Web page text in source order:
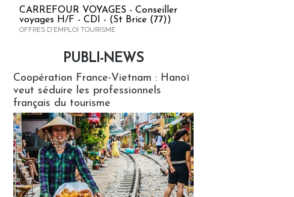
CARREFOUR VOYAGES - Conseiller
voyages H/F - CDI - (St Brice (77))
OFFRES D'EMPLOI TOURISME
PUBLI-NEWS
Coopération France-Vietnam : Hanoï
veut séduire les professionnels
français du tourisme